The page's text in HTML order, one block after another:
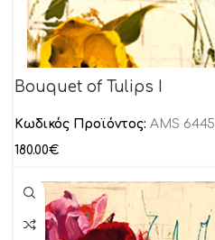
Bouquet of Tulips I
Κωδικός Προϊόντος: AMS 6445
180.00€